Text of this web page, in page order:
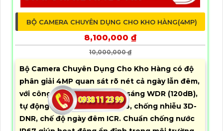
BỘ CAMERA CHUYÊN DỤNG CHO KHO HÀNG(4MP)
8,100,000 ₫
10,000,000 ₫
Bộ Camera Chuyên Dụng Cho Kho Hàng có độ
phân giải 4MP quan sát rõ nét cả ngày lẫn đêm,
với công nghệ chống ngược sáng WDR (120dB),
tự động cân bằng trắng AWB, chống nhiễu 3D-
DNR, chế độ ngày đêm ICR. Chuẩn chống nước